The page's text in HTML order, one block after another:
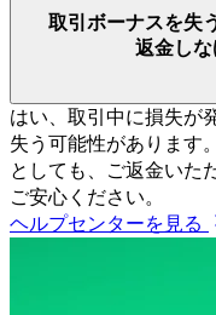
取引ボーナスを失
返金し
はい、 取引中に損失が
失う 可能性があります。
としても、 ご返金いた
ご安心ください。
ヘルプセンターを見る